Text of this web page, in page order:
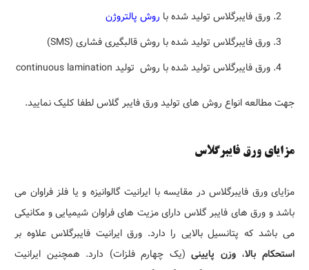
ورق فایبرگلاس تولید شده با روش پالتروژن
ورق فایبرگلاس تولید شده با روش قالبگیری فشاری (SMS)
ورق فایبرگلاس تولید شده با روش تولید continuous lamination
جهت مطالعه انواع روش های تولید ورق فایبر گلاس لطفا کلیک نمایید.
مزایای ورق فایبرگلاس
مزایای ورق فایبرگلاس در مقایسه با ایرانیت گالوانیزه و یا فلز فراوان می
باشد و ورق های فایبر گلاس دارای مزیت های فراوان شیمیایی و مکانیکی
می باشد که پتانسیل بالایی را دارد. ورق ایرانیت فایبرگلاس علاوه بر
استحکام بالا،وزن پایینی(یک چهارم فلزات) دارد. همچنین ایرانیت